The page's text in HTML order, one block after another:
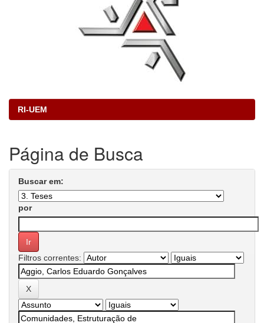
RI-UEM
Página de Busca
Buscar em:
por
Filtros correntes: